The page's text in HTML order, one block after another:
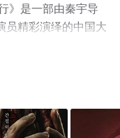
》是一部由秦宇导
员精彩演绎的中国大
版电影大全就上天